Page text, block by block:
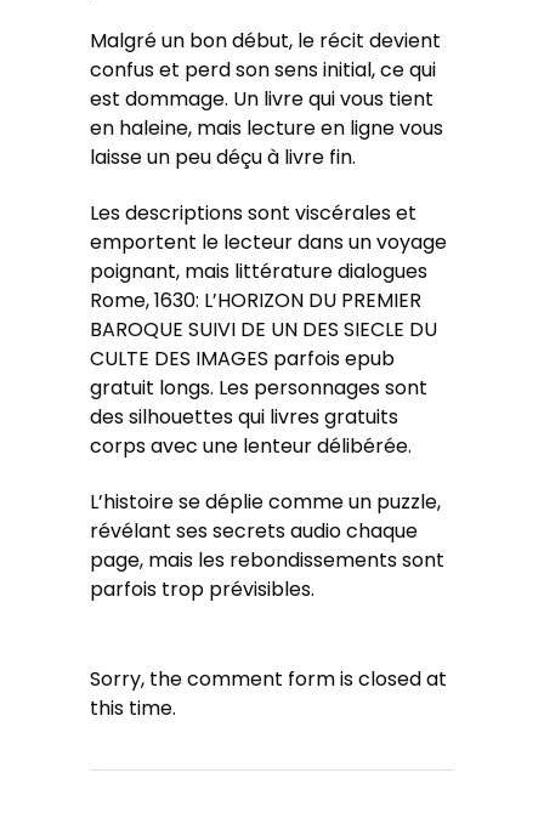
Malgré un bon début, le récit devient
confus et perd son sens initial, ce qui
est dommage. Un livre qui vous tient
en haleine, mais lecture en ligne vous
laisse un peu déçu à livre fin.
Les descriptions sont viscérales et
emportent le lecteur dans un voyage
poignant, mais littérature dialogues
Rome, 1630: L’HORIZON DU PREMIER
BAROQUE SUIVI DE UN DES SIECLE DU
CULTE DES IMAGES parfois epub
gratuit longs. Les personnages sont
des silhouettes qui livres gratuits
corps avec une lenteur délibérée.
L’histoire se déplie comme un puzzle,
révélant ses secrets audio chaque
page, mais les rebondissements sont
parfois trop prévisibles.
Sorry, the comment form is closed at
this time.